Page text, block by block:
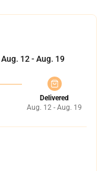
Aug. 12 - Aug. 19
Delivered
Aug. 12 - Aug. 19